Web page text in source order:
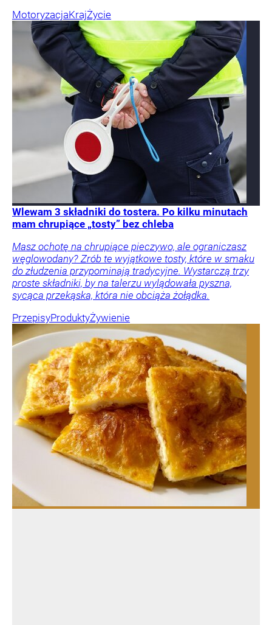
MotoryzacjaKrajŻycie
Wlewam 3 składniki do tostera. Po kilku minutach
mam chrupiące „tosty” bez chleba
Masz ochotę na chrupiące pieczywo, ale ograniczasz
węglowodany? Zrób te wyjątkowe tosty, które w smaku
do złudzenia przypominają tradycyjne. Wystarczą trzy
proste składniki, by na talerzu wylądowała pyszna,
sycąca przekąska, która nie obciąża żołądka.
PrzepisyProduktyŻywienie